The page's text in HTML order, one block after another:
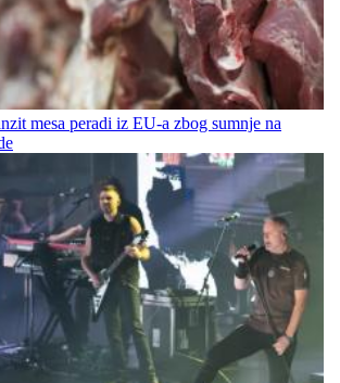
mesa peradi iz EU-a zbog sumnje na